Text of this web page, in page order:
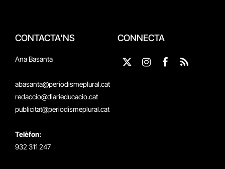
CONTACTA'NS
Ana Basanta
abasanta@periodismeplural.cat
redaccio@diarieducacio.cat
publicitat@periodismeplural.cat
Telèfon:
932 311 247
CONNECTA
X
Instagram
Facebook
RSS